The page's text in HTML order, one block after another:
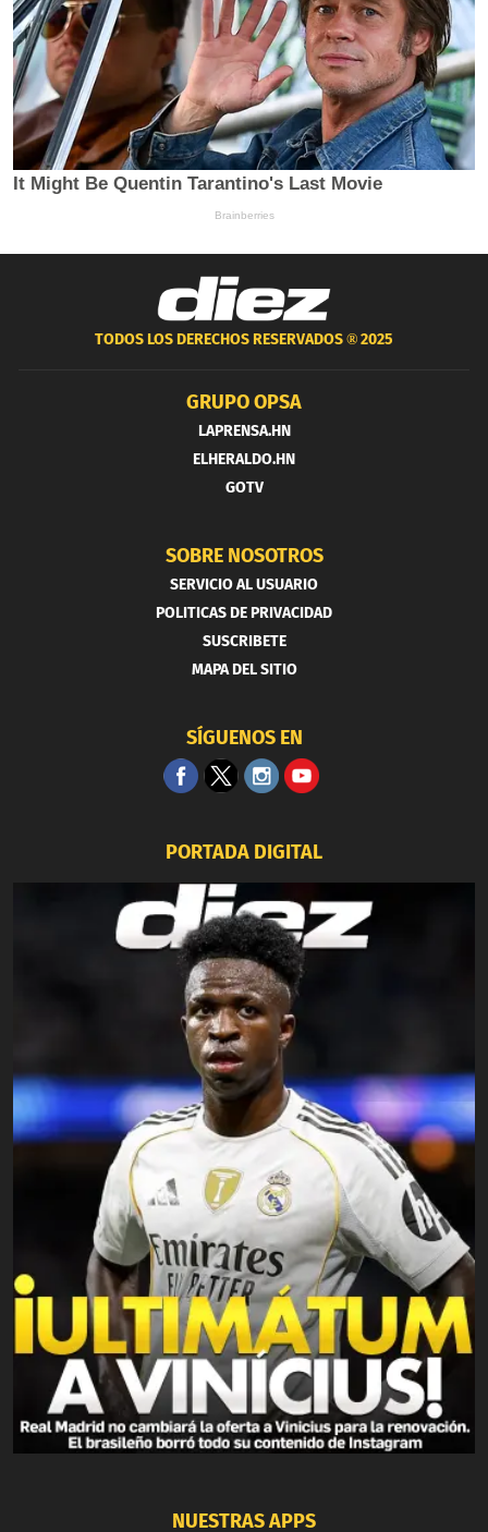
TODOS LOS DERECHOS RESERVADOS ®2025
GRUPO OPSA
LAPRENSA.HN
ELHERALDO.HN
GOTV
SOBRE NOSOTROS
SERVICIO AL USUARIO
POLITICAS DE PRIVACIDAD
SUSCRIBETE
MAPA DEL SITIO
SÍGUENOS EN
PORTADA DIGITAL
NUESTRAS APPS